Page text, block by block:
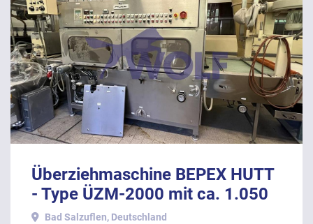
Jahr
ANWENDEN LÖSCHEN
Überziehmaschine BEPEX HUTT
- Type ÜZM-2000 mit ca. 1.050
mm Arbeitsbreite.
Bad Salzuflen, Deutschland